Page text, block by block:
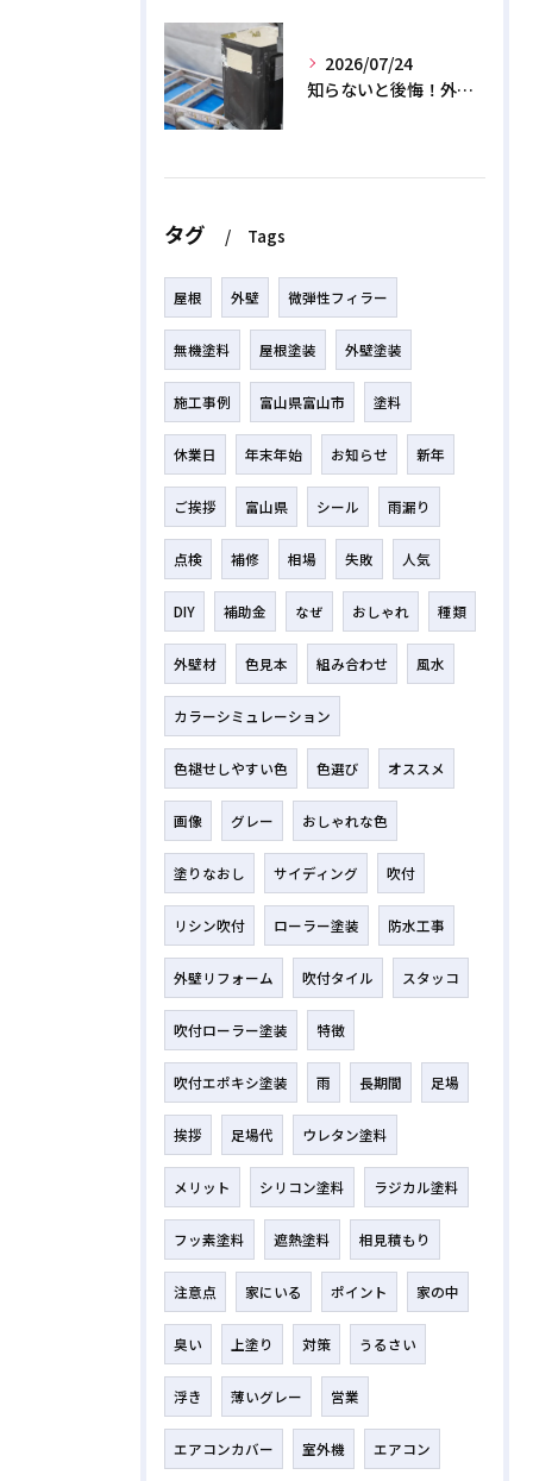
2026/07/24
知らないと後悔！外壁塗装で無機質塗料を選ぶデメリットと3つの罠
タグ Tags
屋根 外壁 微弾性フィラー
無機塗料 屋根塗装 外壁塗装
施工事例 富山県富山市 塗料
休業日 年末年始 お知らせ 新年
ご挨拶 富山県 シール 雨漏り
点検 補修 相場 失敗 人気
DIY 補助金 なぜ おしゃれ 種類
外壁材 色見本 組み合わせ 風水
カラーシミュレーション
色褪せしやすい色 色選び オススメ
画像 グレー おしゃれな色
塗りなおし サイディング 吹付
リシン吹付 ローラー塗装 防水工事
外壁リフォーム 吹付タイル スタッコ
吹付ローラー塗装 特徴
吹付エポキシ塗装 雨 長期間 足場
挨拶 足場代 ウレタン塗料
メリット シリコン塗料 ラジカル塗料
フッ素塗料 遮熱塗料 相見積もり
注意点 家にいる ポイント 家の中
臭い 上塗り 対策 うるさい
浮き 薄いグレー 営業
エアコンカバー 室外機 エアコン